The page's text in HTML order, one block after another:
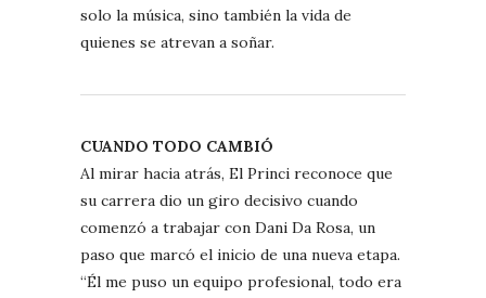
solo la música, sino también la vida de
quienes se atrevan a soñar.
CUANDO TODO CAMBIÓ
Al mirar hacia atrás, El Princi reconoce que
su carrera dio un giro decisivo cuando
comenzó a trabajar con Dani Da Rosa, un
paso que marcó el inicio de una nueva etapa.
“Él me puso un equipo profesional, todo era